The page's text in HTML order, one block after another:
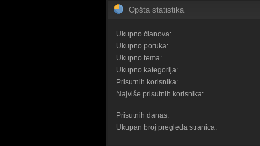
Opšta statistika
Ukupno članova:
Ukupno poruka:
Ukupno tema:
Ukupno kategorija:
Prisutnih korisnika:
Najviše prisutnih korisnika:
Prisutnih danas:
Ukupan broj pregleda stranica: